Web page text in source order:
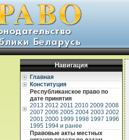
Навигация
Главная
Конституция
Республиканское право по
дате принятия
2013 2012 2011 2010 2009 2008
2007 2006 2005 2004 2003 2002
2001 2000 1999 1998 1997 1996
1995 1994 и ранее
Правовые акты местных